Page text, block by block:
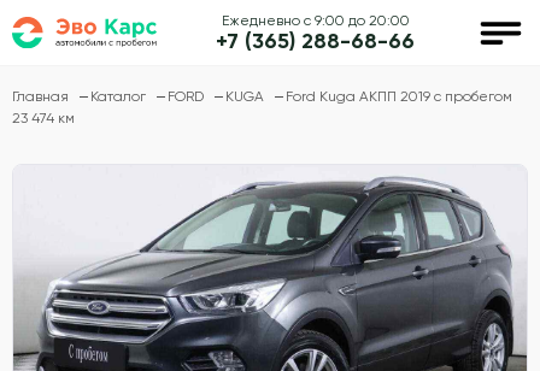
Ежедневно с 9:00 до 20:00
+7 (365) 288-68-66
Главная Каталог FORD KUGA
Ford Kuga АКПП 2019 с пробегом
23 474 км